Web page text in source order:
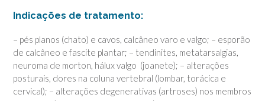
Indicações de tratamento:
– pés planos (chato) e cavos, calcâneo varo e valgo; – esporão
de calcâneo e fascite plantar; – tendinites, metatarsalgias,
neuroma de morton, hálux valgo (joanete); – alterações
posturais, dores na coluna vertebral (lombar, torácica e
cervical); – alterações degenerativas (artroses) nos membros